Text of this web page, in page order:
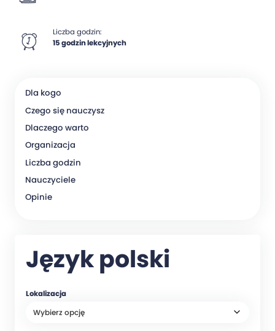
Liczba godzin:
15 godzin lekcyjnych
Dla kogo
Czego się nauczysz
Dlaczego warto
Organizacja
Liczba godzin
Nauczyciele
Opinie
Język polski
Lokalizacja